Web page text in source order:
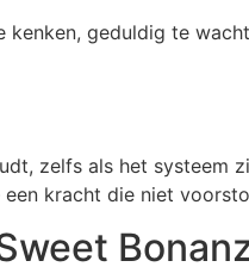
geduldig te
zelfs als het systeem
kracht die niet